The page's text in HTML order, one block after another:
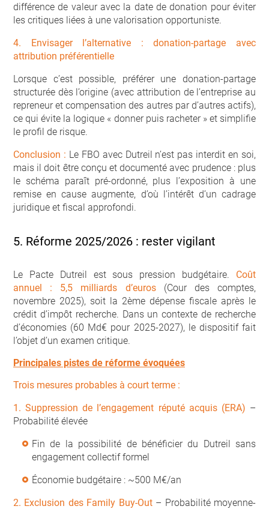
différence de valeur avec la date de donation pour éviter
les critiques liées à une valorisation opportuniste.
4. Envisager l’alternative : donation-partage avec
attribution préférentielle
Lorsque c’est possible, préférer une donation-partage
structurée dès l’origine (avec attribution de l’entreprise au
repreneur et compensation des autres par d’autres actifs),
ce qui évite la logique « donner puis racheter » et simplifie
le profil de risque.
Conclusion : Le FBO avec Dutreil n’est pas interdit en soi,
mais il doit être conçu et documenté avec prudence : plus
le schéma paraît pré-ordonné, plus l’exposition à une
remise en cause augmente, d’où l’intérêt d’un cadrage
juridique et fiscal approfondi.
5. Réforme 2025/2026 : rester vigilant
Le Pacte Dutreil est sous pression budgétaire. Coût
annuel : 5,5 milliards d’euros(Cour des comptes,
novembre 2025), soit la 2ème dépense fiscale après le
crédit d’impôt recherche. Dans un contexte de recherche
d’économies (60 Md€ pour 2025-2027), le dispositif fait
l’objet d’un examen critique.
Principales pistes de réforme évoquées
Trois mesures probables à court terme :
1. Suppression de l’engagement réputé acquis (ERA) –
Probabilité élevée
Fin de la possibilité de bénéficier du Dutreil sans
engagement collectif formel
Économie budgétaire : ~500 M€/an
2. Exclusion des Family Buy-Out– Probabilité moyenne-